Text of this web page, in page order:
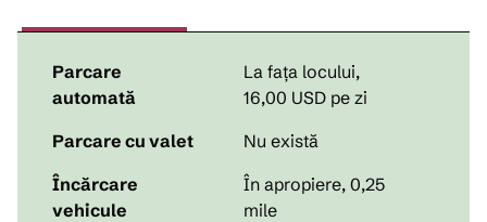
Parcare
automată
La fața locului,
16,00 USD pe zi
Parcare cu valet
Nu există
Încărcare
vehicule
În apropiere, 0,25
mile